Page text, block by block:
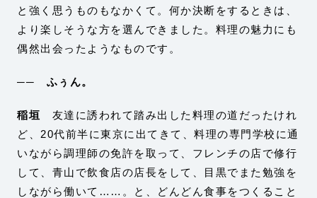
と強く思うものもなかくて。何か決断をするときは、
より楽しそうな方を選んできました。料理の魅力にも
偶然出会ったようなものです。
── ふぅん。
稲垣 友達に誘われて踏み出した料理の道だったけれ
ど、20代前半に東京に出てきて、料理の専門学校に通
いながら調理師の免許を取って、フレンチの店で修行
して、青山で飲食店の店長をして、目黒でまた勉強を
しながら働いて……。と、どんどん食事をつくること